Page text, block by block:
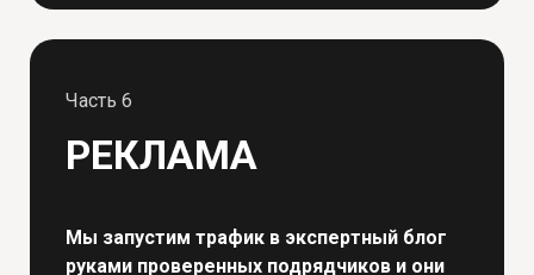
Часть 6
РЕКЛАМА
Мы запустим трафик в экспертный блог
руками проверенных подрядчиков и они